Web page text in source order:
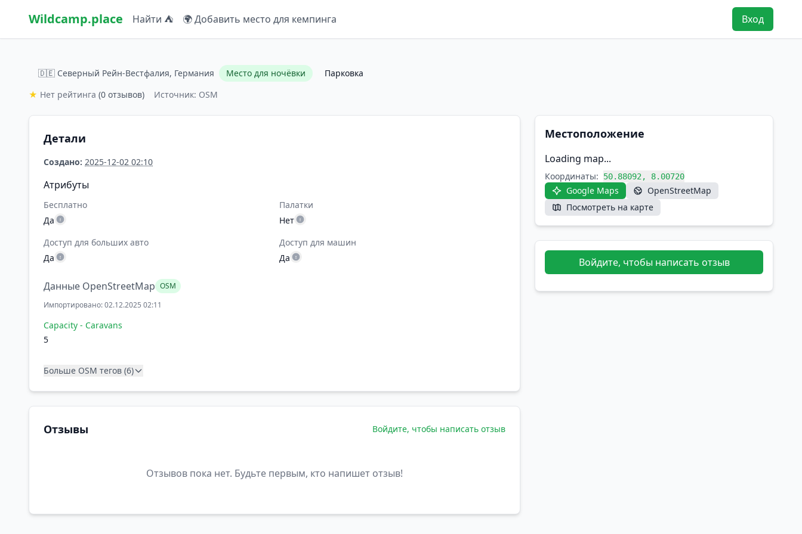
Wildcamp.place Найти ⛺ 🌍 Добавить место для кемпинга Вход
🇩🇪 Северный Рейн-Вестфалия, Германия Место для ночёвки
Парковка
★ Нет рейтинга (0 отзывов) Источник: OSM
Детали
Создано: 2025-12-02 02:10
Атрибуты
Бесплатно
Да
Палатки
Нет
Доступ для больших авто
Да
Доступ для машин
Да
Данные OpenStreetMap OSM
Импортировано: 02.12.2025 02:11
Capacity - Caravans
5
Больше OSM тегов (6)
Отзывы Войдите, чтобы написать отзыв
Отзывов пока нет. Будьте первым, кто напишет отзыв!
Местоположение
Loading map...
Координаты: 50.88092, 8.00720
Google Maps
OpenStreetMap
Посмотреть на карте
Войдите, чтобы написать отзыв